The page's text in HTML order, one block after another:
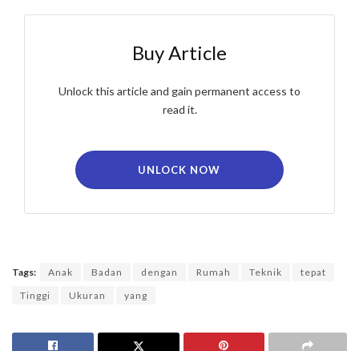
Buy Article
Unlock this article and gain permanent access to
read it.
UNLOCK NOW
Tags: Anak Badan dengan Rumah Teknik
tepat
Tinggi
Ukuran yang